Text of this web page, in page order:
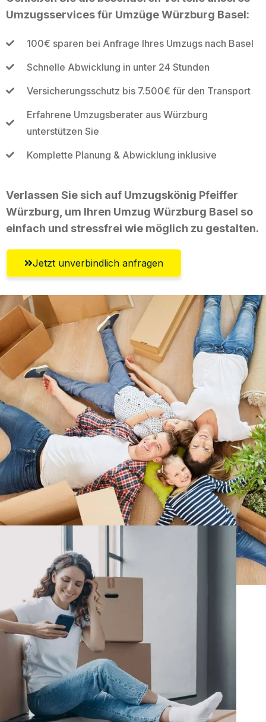
Umzugsservices für Umzüge Würzburg Basel:
100€ sparen bei Anfrage Ihres Umzugs nach Basel
Schnelle Abwicklung in unter 24 Stunden
Versicherungsschutz bis 7.500€ für den Transport
Erfahrene Umzugsberater aus Würzburg
unterstützen Sie
Komplette Planung & Abwicklung inklusive
Verlassen Sie sich auf Umzugskönig Pfeiffer
Würzburg, um Ihren Umzug Würzburg Basel so
einfach und stressfrei wie möglich zu gestalten.
Jetzt unverbindlich anfragen